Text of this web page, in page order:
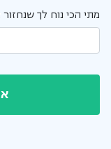
מתי הכי נוח לך שנחזור